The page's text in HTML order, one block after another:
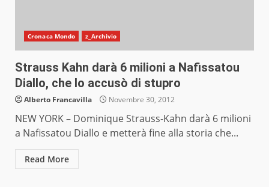
Cronaca Mondo z_Archivio
Strauss Kahn darà 6 milioni a Nafissatou
Diallo, che lo accusò di stupro
Alberto Francavilla Novembre 30, 2012
NEW YORK – Dominique Strauss-Kahn darà 6 milioni
a Nafissatou Diallo e metterà fine alla storia che...
Read More